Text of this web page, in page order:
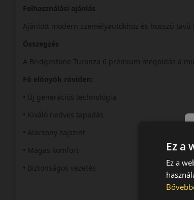
Felhasználási ajánlás
Ajánlott modern személyautókhoz és hosszú távú
Összegzés
A Bridgestone Turanza 6 prémium megoldás a
Fő előnyök röviden:
• Új generációs technológia
• Kiváló nedves tapadás
• Alacsony zajszint
• Magas komfort
• Biztonságos vezetés
Ez a
Ez a